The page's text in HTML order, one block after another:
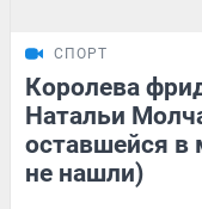
СПОРТ
Королева
Натальи
оставшейся в
не нашли)